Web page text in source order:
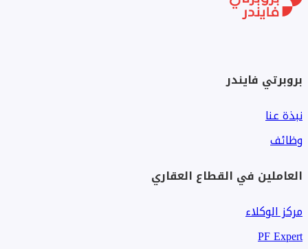
بروبرتي فايندر
نبذة عنا
وظائف
العاملين في القطاع العقاري
مركز الوكلاء
PF Expert